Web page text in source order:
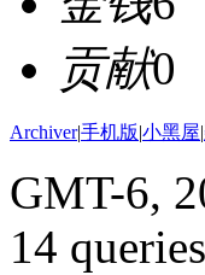
贡献0
Archiver|手机版|小黑屋|
GMT-6,
14